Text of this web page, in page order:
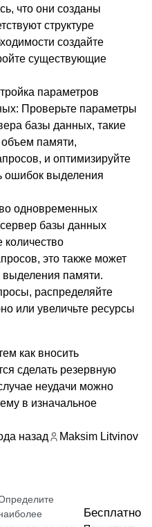
что они созданы
структуре
создайте
существующие
параметров
Проверьте параметры
базы данных, такие
памяти,
и оптимизируйте
ошибок выделения
одновременных
базы данных
количество
это также может
выделения памяти.
распределяйте
или увеличьте ресурсы
как вносить
сделать резервную
неудачи можно
в изначальное
назад
Maksim Litvinov
Бесплатно